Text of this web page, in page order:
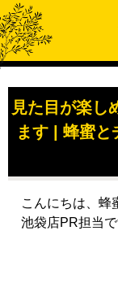
見た目が楽し
ます | 蜂蜜と
こんにちは、蜂
池袋店PR担当で